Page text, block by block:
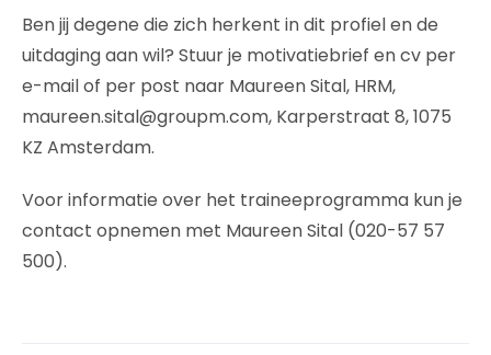
Ben jij degene die zich herkent in dit profiel en de
uitdaging aan wil? Stuur je motivatiebrief en cv per
e-mail of per post naar Maureen Sital, HRM,
maureen.sital@groupm.com, Karperstraat 8, 1075
KZ Amsterdam.
Voor informatie over het traineeprogramma kun je
contact opnemen met Maureen Sital (020-57 57
500).